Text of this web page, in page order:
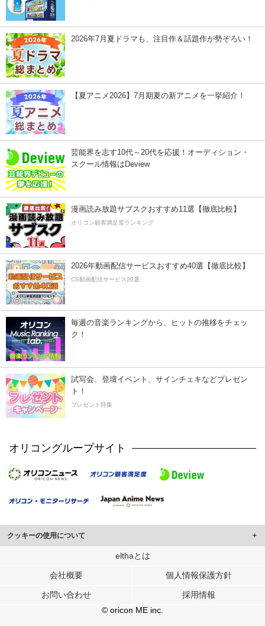
2026年7月夏ドラマも、注目作＆話題作が勢ぞろい！
【夏アニメ2026】7月期夏の新アニメを一挙紹介！
芸能界を志す10代～20代を応援！オーディション・
スクール情報はDeview
漫画読み放題サブスクおすすめ11選【徹底比較】
オリコン顧客満足度ランキング
2026年動画配信サービスおすすめ40選【徹底比較】
CS動画配信サービス20選
毎週の音楽ランキングから、ヒットの推移をチェッ
ク！
試写会、登壇イベント、サインチェキなどプレゼン
ト！
プレゼント特集
オリコングループサイト
クッキーの使用について
このサイトでは Cookie を使用して、ユーザーに合わせたコンテンツや広告の
行っています。
メディアや広告配信、データ解析の各パートナーに提供しています。
各パートナーは、この情報とユーザーが各パートナーに提供した他の情報や、
ユーザーが各パートナーのサービスを使用したときに収集した他の情報を組み
elthaとは
会社概要 個人情報保護方針
お問い合わせ
採用情報
© oricon ME inc.